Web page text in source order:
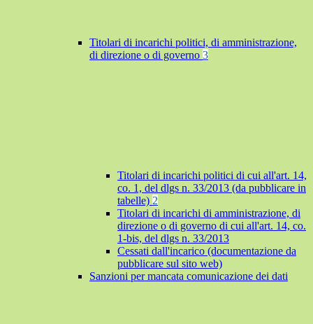
Titolari di incarichi politici, di amministrazione,
di direzione o di governo 3
Titolari di incarichi politici di cui all'art. 14,
co. 1, del dlgs n. 33/2013 (da pubblicare in
tabelle) 2
Titolari di incarichi di amministrazione, di
direzione o di governo di cui all'art. 14, co.
1-bis, del dlgs n. 33/2013
Cessati dall'incarico (documentazione da
pubblicare sul sito web)
Sanzioni per mancata comunicazione dei dati